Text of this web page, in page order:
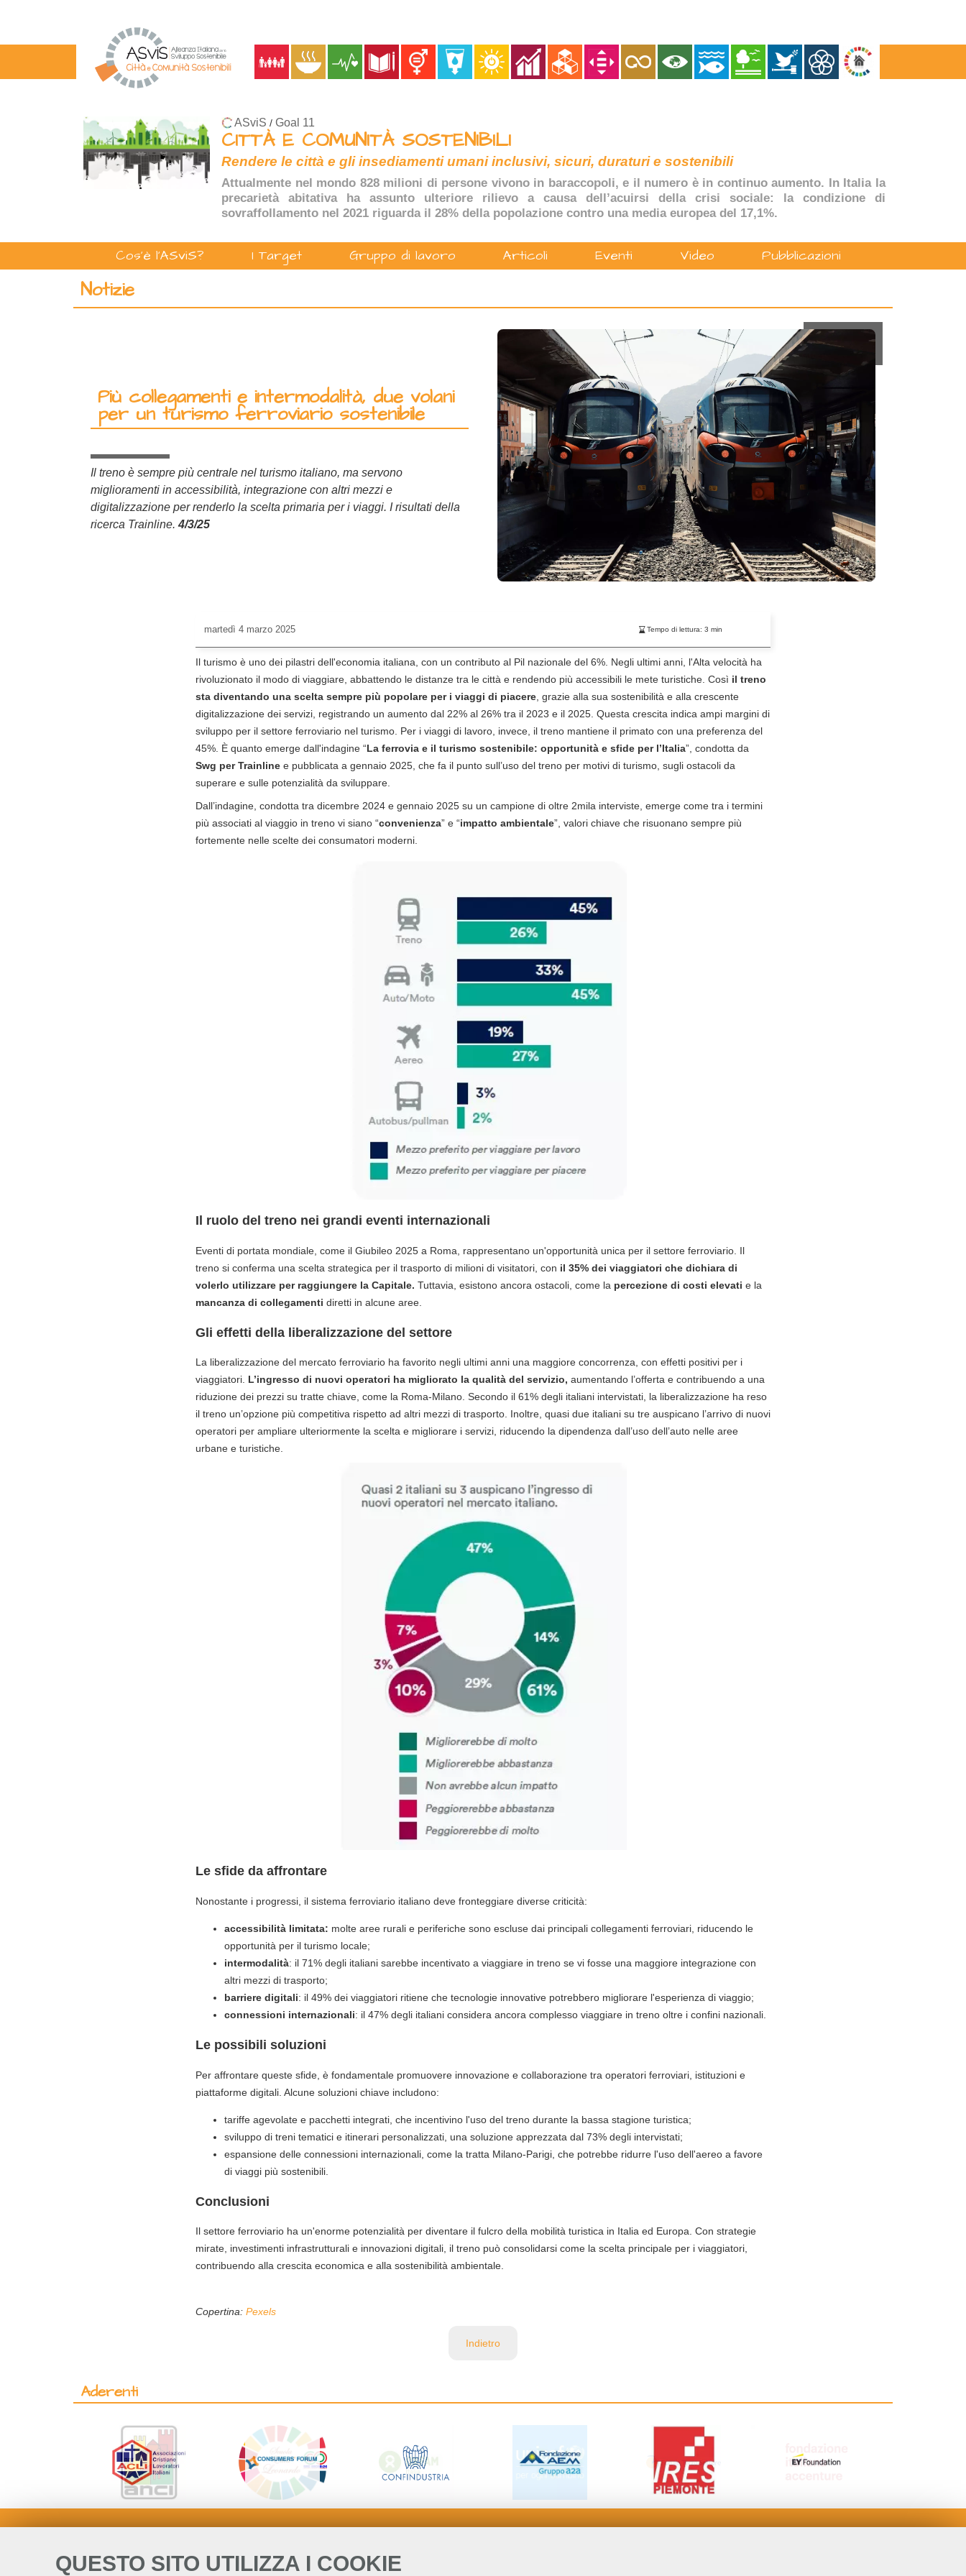
QUESTO SITO UTILIZZA I COOKIE
ASviS / Goal 11
CITTÀ E COMUNITÀ SOSTENIBILI
Rendere le città e gli insediamenti umani inclusivi, sicuri, duraturi e sostenibili
Attualmente nel mondo 828 milioni di persone vivono in baraccopoli, e il numero è in continuo aumento. In Italia la
precarietà abitativa ha assunto ulteriore rilievo a causa dell’acuirsi della crisi sociale: la condizione di
sovraffollamento nel 2021 riguarda il 28% della popolazione contro una media europea del 17,1%.
Cos'è l'ASviS? I Target Gruppo di lavoro Articoli Eventi Video Pubblicazioni
Notizie
Più collegamenti e intermodalità, due volani
per un turismo ferroviario sostenibile
Il treno è sempre più centrale nel turismo italiano, ma servono
miglioramenti in accessibilità, integrazione con altri mezzi e
digitalizzazione per renderlo la scelta primaria per i viaggi. I risultati della
ricerca Trainline.4/3/25
martedì 4 marzo 2025 Tempo di lettura:3 min
Il turismo è uno dei pilastri dell'economia italiana, con un contributo al Pil nazionale del 6%. Negli ultimi anni, l'Alta velocità ha
rivoluzionato il modo di viaggiare, abbattendo le distanze tra le città e rendendo più accessibili le mete turistiche. Così il treno
sta diventando una scelta sempre più popolare per i viaggi di piacere , grazie alla sua sostenibilità e alla crescente
digitalizzazione dei servizi, registrando un aumento dal 22% al 26% tra il 2023 e il 2025. Questa crescita indica ampi margini di
sviluppo per il settore ferroviario nel turismo. Per i viaggi di lavoro, invece, il treno mantiene il primato con una preferenza del
45%. È quanto emerge dall'indagine “La ferrovia e il turismo sostenibile: opportunità e sfide per l’Italia”, condotta da
Swg per Trainline e pubblicata a gennaio 2025, che fa il punto sull’uso del treno per motivi di turismo, sugli ostacoli da
superare e sulle potenzialità da sviluppare.
Dall’indagine, condotta tra dicembre 2024 e gennaio 2025 su un campione di oltre 2mila interviste, emerge come tra i termini
più associati al viaggio in treno vi siano “convenienza” e “impatto ambientale”, valori chiave che risuonano sempre più
fortemente nelle scelte dei consumatori moderni.
Il ruolo del treno nei grandi eventi internazionali
Eventi di portata mondiale, come il Giubileo 2025 a Roma, rappresentano un'opportunità unica per il settore ferroviario. Il
treno si conferma una scelta strategica per il trasporto di milioni di visitatori, con il 35% dei viaggiatori che dichiara di
volerlo utilizzare per raggiungere la Capitale. Tuttavia, esistono ancora ostacoli, come la percezione di costi elevati e la
mancanza di collegamenti diretti in alcune aree.
Gli effetti della liberalizzazione del settore
La liberalizzazione del mercato ferroviario ha favorito negli ultimi anni una maggiore concorrenza, con effetti positivi per i
viaggiatori. L’ingresso di nuovi operatori ha migliorato la qualità del servizio, aumentando l’offerta e contribuendo a una
riduzione dei prezzi su tratte chiave, come la Roma-Milano. Secondo il 61% degli italiani intervistati, la liberalizzazione ha reso
il treno un’opzione più competitiva rispetto ad altri mezzi di trasporto. Inoltre, quasi due italiani su tre auspicano l’arrivo di nuovi
operatori per ampliare ulteriormente la scelta e migliorare i servizi, riducendo la dipendenza dall’uso dell’auto nelle aree
urbane e turistiche.
Le sfide da affrontare
Nonostante i progressi, il sistema ferroviario italiano deve fronteggiare diverse criticità:
accessibilità limitata: molte aree rurali e periferiche sono escluse dai principali collegamenti ferroviari, riducendo le
opportunità per il turismo locale;
intermodalità: il 71% degli italiani sarebbe incentivato a viaggiare in treno se vi fosse una maggiore integrazione con
altri mezzi di trasporto;
barriere digitali: il 49% dei viaggiatori ritiene che tecnologie innovative potrebbero migliorare l'esperienza di viaggio;
connessioni internazionali: il 47% degli italiani considera ancora complesso viaggiare in treno oltre i confini nazionali.
Le possibili soluzioni
Per affrontare queste sfide, è fondamentale promuovere innovazione e collaborazione tra operatori ferroviari, istituzioni e
piattaforme digitali. Alcune soluzioni chiave includono:
tariffe agevolate e pacchetti integrati, che incentivino l'uso del treno durante la bassa stagione turistica;
sviluppo di treni tematici e itinerari personalizzati, una soluzione apprezzata dal 73% degli intervistati;
espansione delle connessioni internazionali, come la tratta Milano-Parigi, che potrebbe ridurre l'uso dell'aereo a favore
di viaggi più sostenibili.
Conclusioni
Il settore ferroviario ha un'enorme potenzialità per diventare il fulcro della mobilità turistica in Italia ed Europa. Con strategie
mirate, investimenti infrastrutturali e innovazioni digitali, il treno può consolidarsi come la scelta principale per i viaggiatori,
contribuendo alla crescita economica e alla sostenibilità ambientale.
Copertina: Pexels
Indietro
Aderenti